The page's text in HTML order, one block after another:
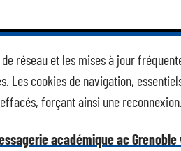
réseau et les mises à jour
Les cookies de navigation,
forçant ainsi une reconnexion.
académique ac